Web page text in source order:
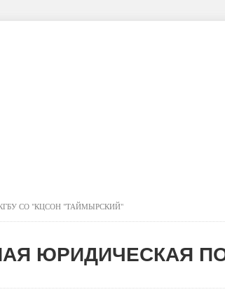
СО "КЦСОН "ТАЙМЫРСКИЙ"
ЮРИДИЧЕСКАЯ